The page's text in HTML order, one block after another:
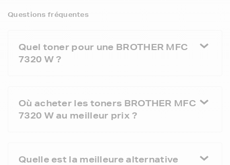
Questions fréquentes
Quel toner pour une BROTHER MFC
7320 W ?
Où acheter les toners BROTHER MFC
7320 W au meilleur prix ?
Quelle est la meilleure alternative